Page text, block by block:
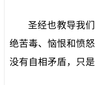
圣经也教导我
绝苦毒、恼恨和愤
没有自相矛盾，只